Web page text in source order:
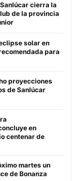
cierra la
de la provincia
solar en
para
proyecciones
de Sanlúcar
en
centenar de
martes un
de Bonanza